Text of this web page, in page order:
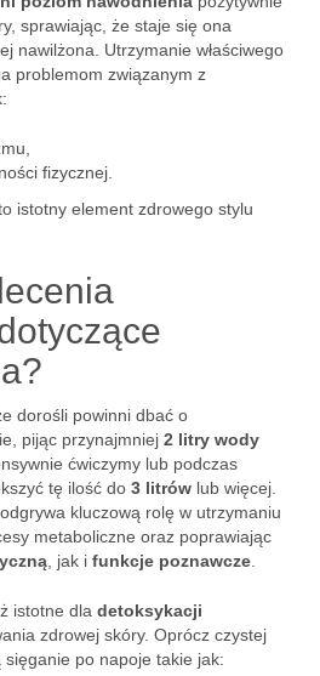
sprawiając, że staje się ona
nawilżona. Utrzymanie właściwego
problemom związanym z
fizycznej.
istotny element zdrowego stylu
dorośli powinni dbać o
pijąc przynajmniej 2 litry wody
ćwiczymy lub podczas
tę ilość do 3 litrów lub więcej.
kluczową rolę w utrzymaniu
metaboliczne oraz poprawiając
, jak i funkcje poznawcze
istotne dla detoksykacji
zdrowej skóry. Oprócz czystej
po napoje takie jak: